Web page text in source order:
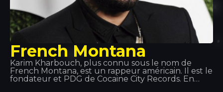
French Montana
Karim Kharbouch, plus connu sous le nom de
French Montana, est un rappeur américain. Il est le
fondateur et PDG de Cocaine City Records. En